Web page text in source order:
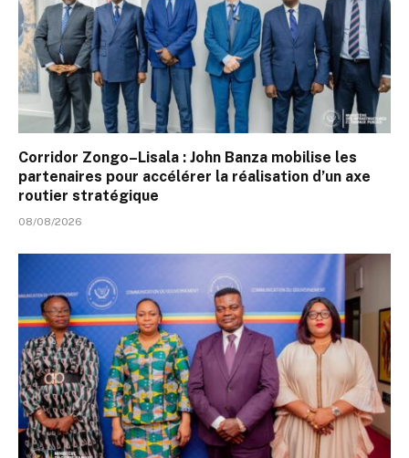
Corridor Zongo–Lisala : John Banza mobilise les
partenaires pour accélérer la réalisation d’un axe
routier stratégique
08/08/2026